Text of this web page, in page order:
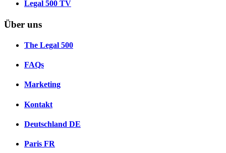
Legal 500 TV
Über uns
The Legal 500
FAQs
Marketing
Kontakt
Deutschland DE
Paris FR